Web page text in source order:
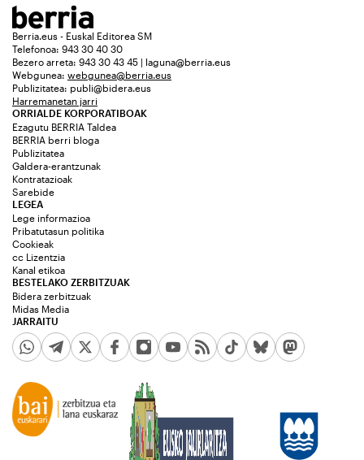
Berria.eus - Euskal Editorea SM
Telefonoa: 943 30 40 30
Bezero arreta: 943 30 43 45 | laguna@berria.eus
Webgunea: webgunea@berria.eus
Publizitatea: publi@bidera.eus
Harremanetan jarri
ORRIALDE KORPORATIBOAK
Ezagutu BERRIA Taldea
BERRIA berri bloga
Publizitatea
Galdera-erantzunak
Kontratazioak
Sarebide
JARRAITU
LEGEA
Lege informazioa
Pribatutasun politika
Cookieak
cc Lizentzia
Kanal etikoa
BESTELAKO ZERBITZUAK
Bidera zerbitzuak
Midas Media